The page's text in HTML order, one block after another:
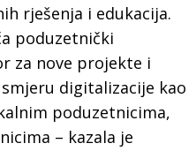
rješenja i edukacija.
poduzetnički
za nove projekte i
digitalizacije kao
poduzetnicima,
– kazala je